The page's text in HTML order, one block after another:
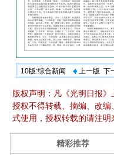
10版:综合新闻 上一版 下
版权声明：凡《光明日报
授权不得转载、摘编、改
式使用，授权转载的请注明